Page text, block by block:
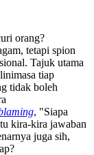
orang?
tetapi spion
Tajuk utama
tiap
tidak boleh
, "Siapa
kira-kira jawaban
juga sih,